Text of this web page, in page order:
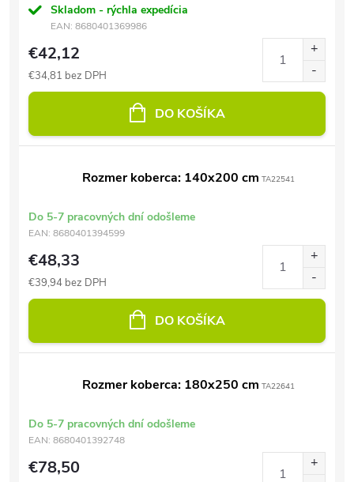
Skladom - rýchla expedícia
EAN: 8680401369986
€42,12
€34,81 bez DPH
DO KOŠÍKA
Rozmer koberca: 140x200 cm TA22541
Do 5-7 pracovných dní odošleme
EAN: 8680401394599
€48,33
€39,94 bez DPH
DO KOŠÍKA
Rozmer koberca: 180x250 cm TA22641
Do 5-7 pracovných dní odošleme
EAN: 8680401392748
€78,50